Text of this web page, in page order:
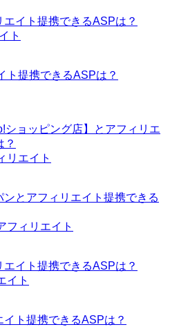
イト提携できるASPは？
ト
ト提携できるASPは？
ショッピング店】とアフィリエ
？
リエイト
とアフィリエイト提携できる
フィリエイト
イト提携できるASPは？
イト
ト提携できるASPは？